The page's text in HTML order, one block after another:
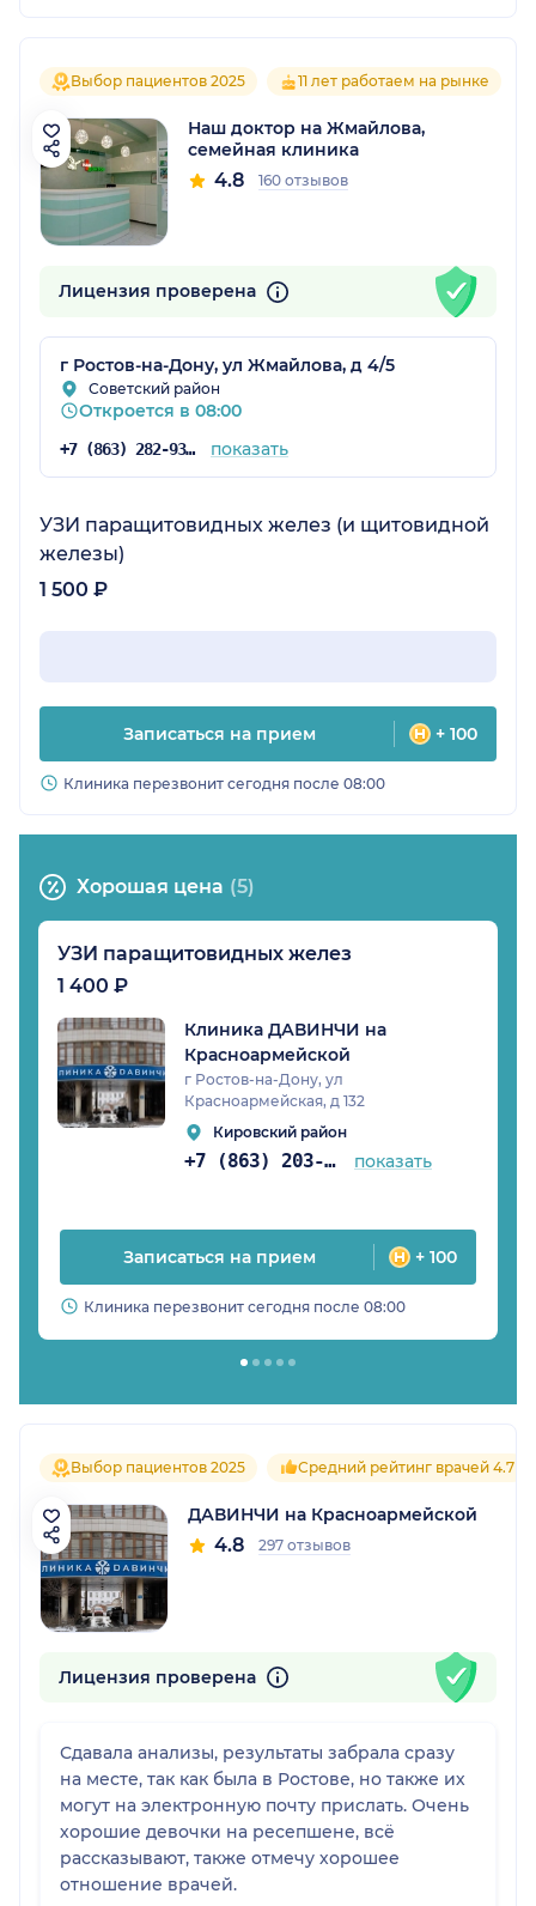
Выбор пациентов 2025 11 лет работаем на рынке
Наш доктор на Жмайлова,
семейная клиника
4.8 160 отзывов
Лицензия проверена
г Ростов-на-Дону, ул Жмайлова, д 4/5
Советский район
Откроется в 08:00
+7 (863) 282-93-55 показать
УЗИ паращитовидных желез (и щитовидной
железы)
1 500 ₽
Записаться на прием + 100
Клиника перезвонит сегодня после 08:00
Хорошая цена (5)
УЗИ паращитовидных желез
1 400 ₽
Клиника ДАВИНЧИ на
Красноармейской
г Ростов-на-Дону, ул
Красноармейская, д 132
Кировский район
+7 (863) 203-54-50 показать
Записаться на прием + 100
Клиника перезвонит сегодня после 08:00
Выбор пациентов 2025 Средний рейтинг врачей 4.7
ДАВИНЧИ на Красноармейской
4.8 297 отзывов
Лицензия проверена
Сдавала анализы, результаты забрала сразу
на месте, так как была в Ростове, но также их
могут на электронную почту прислать. Очень
хорошие девочки на ресепшене, всё
рассказывают, также отмечу хорошее
отношение врачей.